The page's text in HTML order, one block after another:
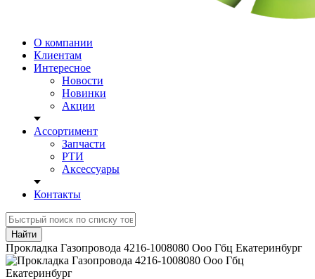
О компании
Клиентам
Интересное
Новости
Новинки
Акции
Ассортимент
Запчасти
РТИ
Аксессуары
Контакты
Найти
Прокладка Газопровода 4216-1008080 Ооо Гбц Екатеринбург